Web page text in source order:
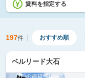
賃料を指定する
197件 おすすめ順
ベルリード大石